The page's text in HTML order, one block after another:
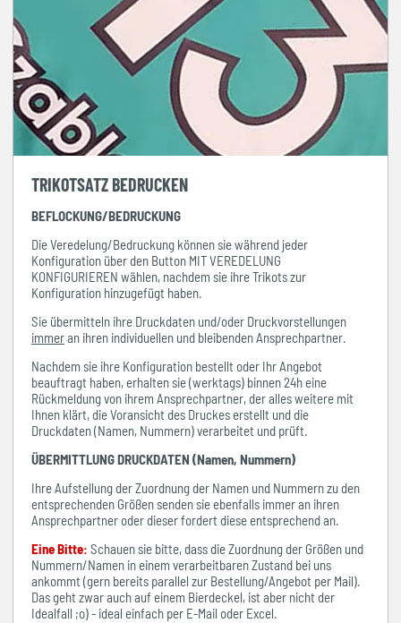
TRIKOTSATZ BEDRUCKEN
BEFLOCKUNG/BEDRUCKUNG
Die Veredelung/Bedruckung können sie während jeder
Konfiguration über den Button MIT VEREDELUNG
KONFIGURIEREN wählen, nachdem sie ihre Trikots zur
Konfiguration hinzugefügt haben.
Sie übermitteln ihre Druckdaten und/oder Druckvorstellungen
immeran ihren individuellen und bleibenden Ansprechpartner.
Nachdem sie ihre Konfiguration bestellt oder Ihr Angebot
beauftragt haben, erhalten sie (werktags) binnen 24h eine
Rückmeldung von ihrem Ansprechpartner, der alles weitere mit
Ihnen klärt, die Voransicht des Druckes erstellt und die
Druckdaten (Namen, Nummern) verarbeitet und prüft.
ÜBERMITTLUNG DRUCKDATEN (Namen, Nummern)
Ihre Aufstellung der Zuordnung der Namen und Nummern zu den
entsprechenden Größen senden sie ebenfalls immer an ihren
Ansprechpartner oder dieser fordert diese entsprechend an.
Eine Bitte: Schauen sie bitte, dass die Zuordnung der Größen und
Nummern/Namen in einem verarbeitbaren Zustand bei uns
ankommt (gern bereits parallel zur Bestellung/Angebot per Mail).
Das geht zwar auch auf einem Bierdeckel, ist aber nicht der
Idealfall ;o) - ideal einfach per E-Mail oder Excel.